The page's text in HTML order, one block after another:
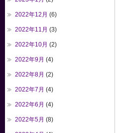
2022年12月 (6)
2022年11月 (3)
2022年10月 (2)
2022年9月 (4)
2022年8月 (2)
2022年7月 (4)
2022年6月 (4)
2022年5月 (8)